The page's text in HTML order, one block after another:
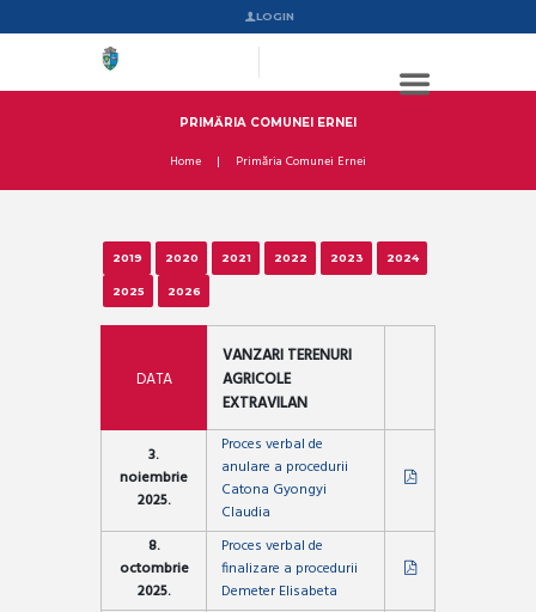
LOGIN
PRIMĂRIA COMUNEI ERNEI
Home Primăria Comunei Ernei
2019 2020 2021 2022 2023 2024
2025 2026
DATA
VANZARI TERENURI
AGRICOLE
EXTRAVILAN
3.
noiembrie
2025.
Proces verbal de
anulare a procedurii
Catona Gyongyi
Claudia
8.
octombrie
2025.
Proces verbal de
finalizare a procedurii
Demeter Elisabeta